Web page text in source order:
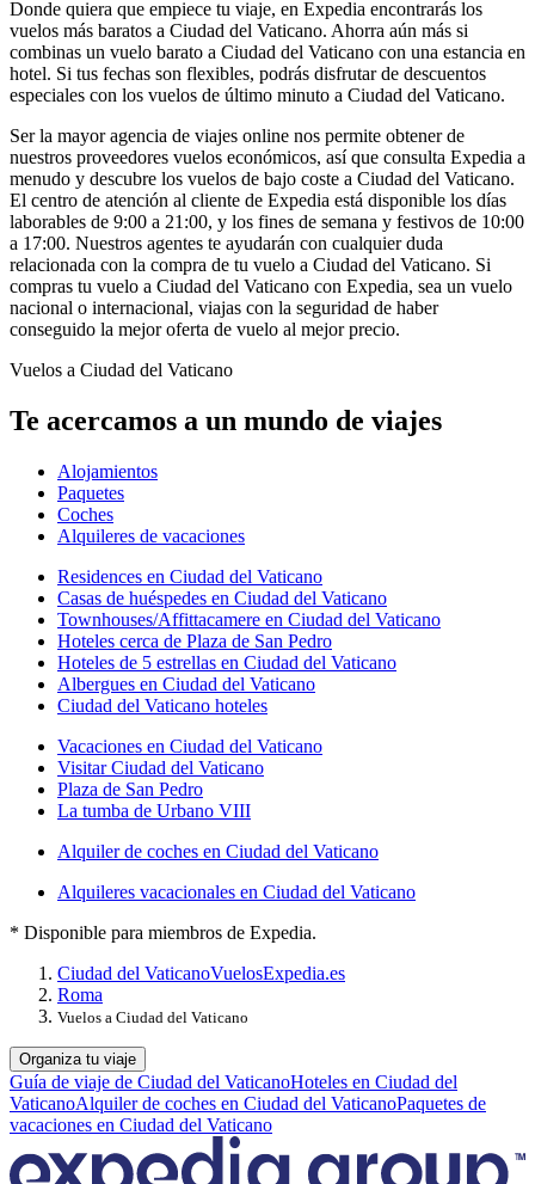
Donde quiera que empiece tu viaje, en Expedia encontrarás los
vuelos más baratos a Ciudad del Vaticano. Ahorra aún más si
combinas un vuelo barato a Ciudad del Vaticano con una estancia en
hotel. Si tus fechas son flexibles, podrás disfrutar de descuentos
especiales con los vuelos de último minuto a Ciudad del Vaticano.
Ser la mayor agencia de viajes online nos permite obtener de
nuestros proveedores vuelos económicos, así que consulta Expedia a
menudo y descubre los vuelos de bajo coste a Ciudad del Vaticano.
El centro de atención al cliente de Expedia está disponible los días
laborables de 9:00 a 21:00, y los fines de semana y festivos de 10:00
a 17:00. Nuestros agentes te ayudarán con cualquier duda
relacionada con la compra de tu vuelo a Ciudad del Vaticano. Si
compras tu vuelo a Ciudad del Vaticano con Expedia, sea un vuelo
nacional o internacional, viajas con la seguridad de haber
conseguido la mejor oferta de vuelo al mejor precio.
Vuelos a Ciudad del Vaticano
Te acercamos a un mundo de viajes
Alojamientos
Paquetes
Coches
Alquileres de vacaciones
Residences en Ciudad del Vaticano
Casas de huéspedes en Ciudad del Vaticano
Townhouses/Affittacamere en Ciudad del Vaticano
Hoteles cerca de Plaza de San Pedro
Hoteles de 5 estrellas en Ciudad del Vaticano
Albergues en Ciudad del Vaticano
Ciudad del Vaticano hoteles
Vacaciones en Ciudad del Vaticano
Visitar Ciudad del Vaticano
Plaza de San Pedro
La tumba de Urbano VIII
Alquiler de coches en Ciudad del Vaticano
Alquileres vacacionales en Ciudad del Vaticano
* Disponible para miembros de Expedia.
Ciudad del VaticanoVuelosExpedia.es
Roma
Vuelos a Ciudad del Vaticano
Organiza tu viaje
Guía de viaje de Ciudad del VaticanoHoteles en Ciudad del
VaticanoAlquiler de coches en Ciudad del VaticanoPaquetes de
vacaciones en Ciudad del Vaticano